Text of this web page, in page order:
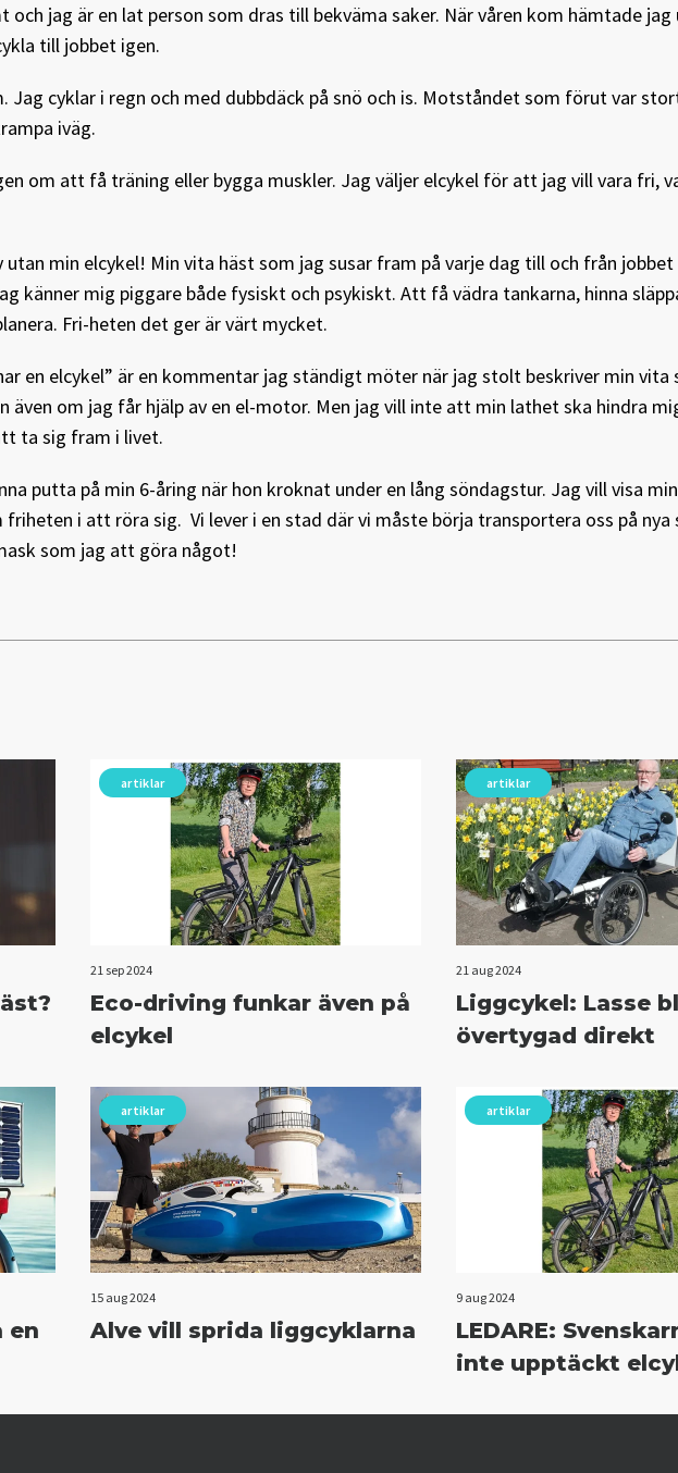
och jag är en lat person som dras till bekväma saker. När våren kom hämtade jag
till jobbet igen.
Jag cyklar i regn och med dubbdäck på snö och is. Motståndet som förut var
iväg.
om att få träning eller bygga muskler. Jag väljer elcykel för att jag vill vara fri,
min elcykel! Min vita häst som jag susar fram på varje dag till och från jobbet
känner mig piggare både fysiskt och psykiskt. Att få vädra tankarna, hinna
Fri-heten det ger är värt mycket.
en elcykel” är en kommentar jag ständigt möter när jag stolt beskriver min vita
om jag får hjälp av en el-motor. Men jag vill inte att min lathet ska hindra
ta sig fram i livet.
putta på min 6-åring när hon kroknat under en lång söndagstur. Jag vill visa
i att röra sig. Vi lever i en stad där vi måste börja transportera oss på nya
som jag att göra något!
artiklar
21 sep 2024
Eco-driving funkar även på
elcykel
artiklar
21 aug 2024
Liggcykel: Lasse
övertygad direkt
en
artiklar
15 aug 2024
Alve vill sprida liggcyklarna
artiklar
9 aug 2024
LEDARE:
inte upptäckt